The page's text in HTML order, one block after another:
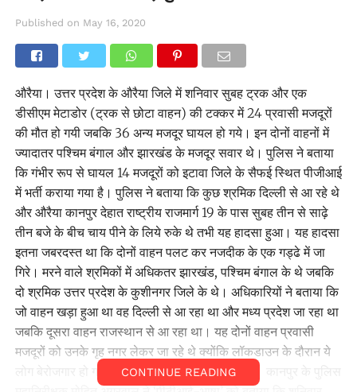
Published on May 16, 2020
औरैया। उत्तर प्रदेश के औरैया जिले में शनिवार सुबह ट्रक और एक
डीसीएम मेटाडोर (ट्रक से छोटा वाहन) की टक्कर में 24 प्रवासी मजदूरों
की मौत हो गयी जबकि 36 अन्य मजदूर घायल हो गये। इन दोनों वाहनों में
ज्यादातर पश्चिम बंगाल और झारखंड के मजदूर सवार थे। पुलिस ने बताया
कि गंभीर रूप से घायल 14 मजदूरों को इटावा जिले के सैफई स्थित पीजीआई
में भर्ती कराया गया है। पुलिस ने बताया कि कुछ श्रमिक दिल्ली से आ रहे थे
और औरैया कानपुर देहात राष्ट्रीय राजमार्ग 19 के पास सुबह तीन से साढ़े
तीन बजे के बीच चाय पीने के लिये रुके थे तभी यह हादसा हुआ। यह हादसा
इतना जबरदस्त था कि दोनों वाहन पलट कर नजदीक के एक गड्ढे में जा
गिरे। मरने वाले श्रमिकों में अधिकतर झारखंड, पश्चिम बंगाल के थे जबकि
दो श्रमिक उत्तर प्रदेश के कुशीनगर जिले के थे। अधिकारियों ने बताया कि
जो वाहन खड़ा हुआ था वह दिल्ली से आ रहा था और मध्य प्रदेश जा रहा था
जबकि दूसरा वाहन राजस्थान से आ रहा था। यह दोनों वाहन प्रवासी
मजदूरों को उनके गृह नगर लेकर जा रहे थे क्योंकि लॉकडाउन के दौरान ये
लोग बेरोजगार हो गए थे और घर जाने के लिये परेशान थे। कानपुर के पुलिस
CONTINUE READING